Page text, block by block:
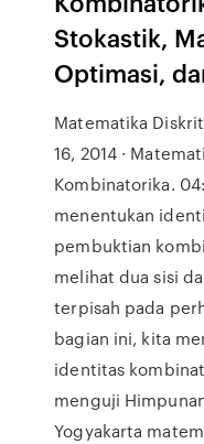
Stokastik,
Optimasi,
Matematika
16, 2014 ·
Kombinatorika.
menentukan
pembuktian
melihat dua sisi
terpisah pada
bagian ini, kita
identitas
menguji
Yogyakarta